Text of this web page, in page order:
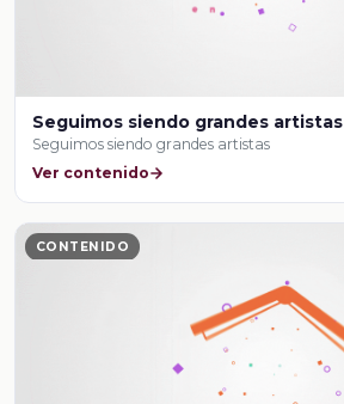
Seguimos siendo grandes artistas
Seguimos siendo grandes artistas
Ver contenido
CONTENIDO